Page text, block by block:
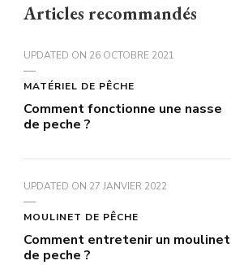
Articles recommandés
UPDATED ON 26 OCTOBRE 2021
MATÉRIEL DE PÊCHE
Comment fonctionne une nasse
de peche ?
UPDATED ON 27 JANVIER 2022
MOULINET DE PÊCHE
Comment entretenir un moulinet
de peche ?